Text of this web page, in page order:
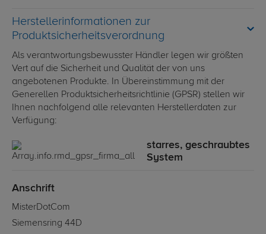
Herstellerinformationen zur
Produktsicherheitsverordnung
Als verantwortungsbewusster Händler legen wir größten
Vert auf die Sicherheit und Qualität der von uns
angebotenen Produkte. In Übereinstimmung mit der
Generellen Produktsicherheitsrichtlinie (GPSR) stellen wir
Ihnen nachfolgend alle relevanten Herstellerdaten zur
Verfügung:
starres, geschraubtes
System
Anschrift
MisterDotCom
Siemensring 44D